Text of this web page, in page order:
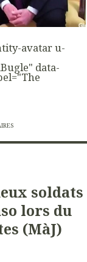
avatar u-
data-
soldats
lors du
(MàJ)